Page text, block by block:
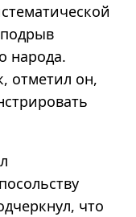
народа.
отметил он,
что